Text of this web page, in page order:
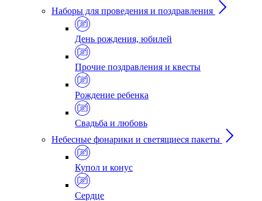
Наборы для проведения и поздравления
День рождения, юбилей
Прочие поздравления и квесты
Рождение ребенка
Свадьба и любовь
Небесные фонарики и светящиеся пакеты
Купол и конус
Сердце